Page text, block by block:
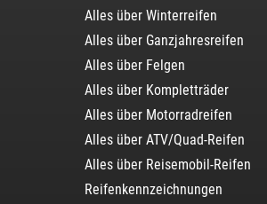
Alles über Winterreifen
Alles über Ganzjahresreifen
Alles über Felgen
Alles über Kompletträder
Alles über Motorradreifen
Alles über ATV/Quad-Reifen
Alles über Reisemobil-Reifen
Reifenkennzeichnungen